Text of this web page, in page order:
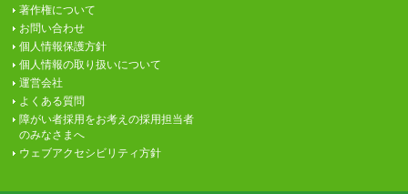
著作権について
お問い合わせ
個人情報保護方針
個人情報の取り扱いについて
運営会社
よくある質問
障がい者採用をお考えの採用担当者
のみなさまへ
ウェブアクセシビリティ方針